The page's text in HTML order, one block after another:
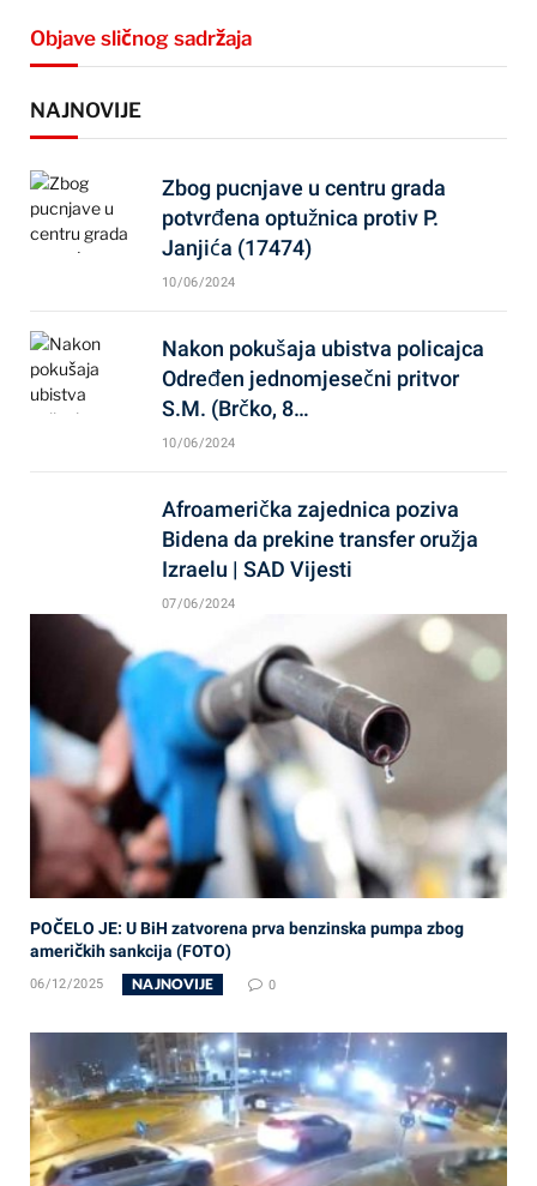
Objave sličnog sadržaja
NAJNOVIJE
Zbog pucnjave u centru grada
potvrđena optužnica protiv P.
Janjića (17474)
10/06/2024
Nakon pokušaja ubistva policajca
Određen jednomjesečni pritvor
S.M. (Brčko, 8…
10/06/2024
Afroamerička zajednica poziva
Bidena da prekine transfer oružja
Izraelu | SAD Vijesti
07/06/2024
POČELO JE: U BiH zatvorena prva benzinska pumpa zbog
američkih sankcija (FOTO)
06/12/2025 NAJNOVIJE 0